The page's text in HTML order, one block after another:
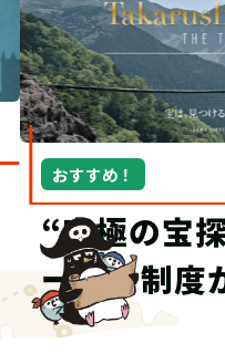
おすすめ！
“究極の宝
ーバー制度